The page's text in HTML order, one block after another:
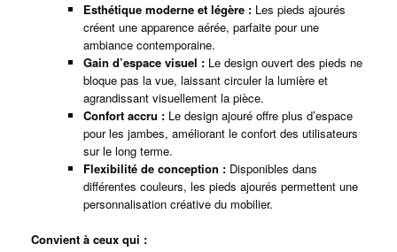
Esthétique moderne et légère :Les pieds ajourés
créent une apparence aérée, parfaite pour une
ambiance contemporaine.
Gain d’espace visuel :Le design ouvert des pieds ne
bloque pas la vue, laissant circuler la lumière et
agrandissant visuellement la pièce.
Confort accru :Le design ajouré offre plus d’espace
pour les jambes, améliorant le confort des utilisateurs
sur le long terme.
Flexibilité de conception :Disponibles dans
différentes couleurs, les pieds ajourés permettent une
personnalisation créative du mobilier.
Convient à ceux qui :